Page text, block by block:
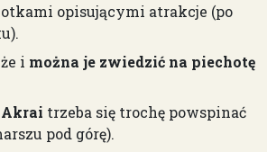
opisującymi atrakcje (po
i można je zwiedzić na piechotę
Akrai trzeba się trochę powspinać
pod górę).